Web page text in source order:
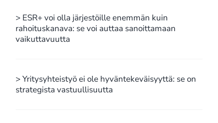
> ESR+ voi olla järjestöille enemmän kuin
rahoituskanava: se voi auttaa sanoittamaan
vaikuttavuutta
> Yritysyhteistyö ei ole hyväntekeväisyyttä: se on
strategista vastuullisuutta